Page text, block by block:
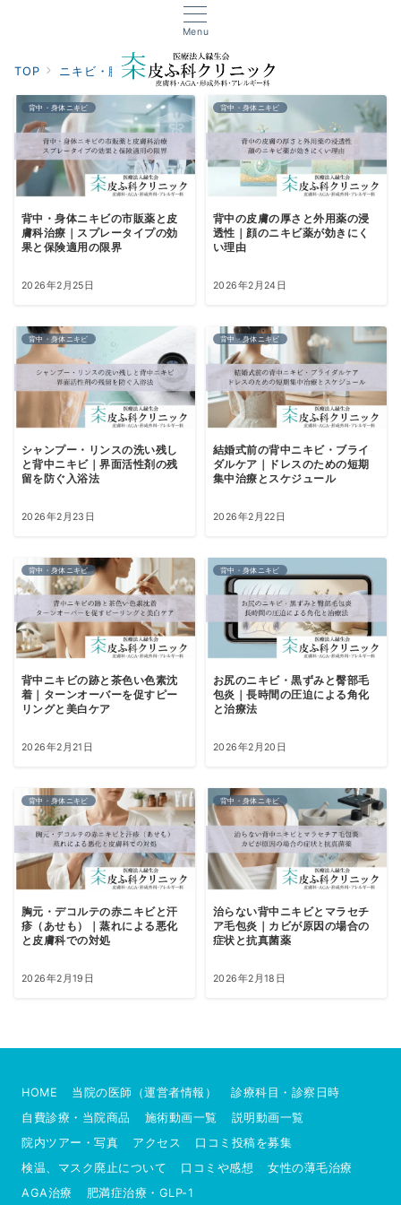
Menu
TOP ニキビ・膿治療 背中・身体ニキビ
背中・身体ニキビ
背中・身体ニキビの市販薬と皮
膚科治療｜スプレータイプの効
果と保険適用の限界
2026年2月25日
背中・身体ニキビ
背中の皮膚の厚さと外用薬の浸
透性｜顔のニキビ薬が効きにく
い理由
2026年2月24日
背中・身体ニキビ
シャンプー・リンスの洗い残し
と背中ニキビ｜界面活性剤の残
留を防ぐ入浴法
2026年2月23日
背中・身体ニキビ
結婚式前の背中ニキビ・ブライ
ダルケア｜ドレスのための短期
集中治療とスケジュール
2026年2月22日
背中・身体ニキビ
背中ニキビの跡と茶色い色素沈
着｜ターンオーバーを促すピー
リングと美白ケア
2026年2月21日
背中・身体ニキビ
お尻のニキビ・黒ずみと臀部毛
包炎｜長時間の圧迫による角化
と治療法
2026年2月20日
背中・身体ニキビ
胸元・デコルテの赤ニキビと汗
疹（あせも）｜蒸れによる悪化
と皮膚科での対処
2026年2月19日
背中・身体ニキビ
治らない背中ニキビとマラセチ
ア毛包炎｜カビが原因の場合の
症状と抗真菌薬
2026年2月18日
HOME 当院の医師（運営者情報）
診療科目・診察日時
自費診療・当院商品
施術動画一覧
説明動画一覧
院内ツアー・写真
アクセス
口コミ投稿を募集
検温、マスク廃止について
口コミや感想
女性の薄毛治療
AGA治療
肥満症治療・GLP-1